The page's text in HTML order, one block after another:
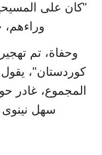
"كان على
وراءهم،
وحفاة، تم
كوردستان"،
سهل نينوى